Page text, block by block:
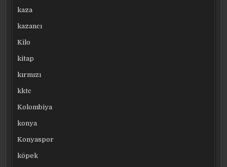
kaza
kazancı
Kilo
kitap
kırmızı
kktc
Kolombiya
konya
Konyaspor
köpek